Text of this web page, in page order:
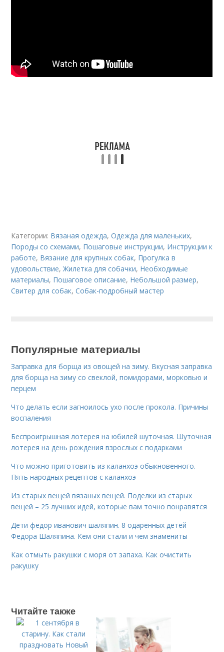
Категории: Вязаная одежда,Одежда для маленьких,
Породы со схемами, Пошаговые инструкции, Инструкции к
работе, Вязание для крупных собак, Прогулка в
удовольствие,Жилетка для собачки, Необходимые
материалы, Пошаговое описание, Небольшой размер,
Свитер для собак,Собак-подробный мастер
Популярные материалы
Заправка для борща из овощей на зиму. Вкусная заправка
для борща на зиму со свеклой, помидорами, морковью и
перцем
Что делать если загноилось ухо после прокола. Причины
воспаления
Беспроигрышная лотерея на юбилей шуточная. Шуточная
лотерея на день рождения взрослых с подарками
Что можно приготовить из каланхоэ обыкновенного.
Пять народных рецептов с каланхоэ
Из старых вещей вязаных вещей. Поделки из старых
вещей – 25 лучших идей, которые вам точно понравятся
Дети федор иванович шаляпин. 8 одаренных детей
Федора Шаляпина. Кем они стали и чем знамениты
Как отмыть ракушки с моря от запаха. Как очистить
ракушку
Читайте также